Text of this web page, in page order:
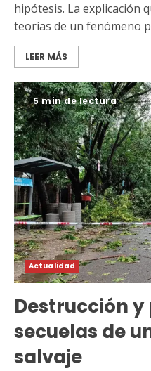
hipótesis. La explicación
teorías de un fenómeno
LEER MÁS
5 min de lectura
Actualidad
Destrucción
secuelas de
salvaje